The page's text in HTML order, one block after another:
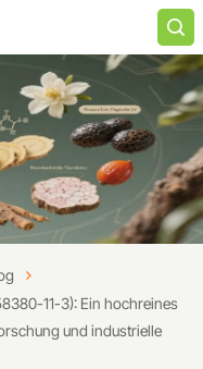
11-3): Ein hochreines
und industrielle